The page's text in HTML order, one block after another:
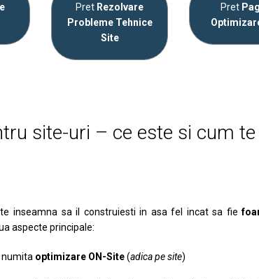
Pret Rezolvare
Probleme Tehnice
Site
Pret
site-uri – ce este si cum
inseamna sa il construiesti in asa fel incat sa fie
aspecte principale:
optimizare ON-Site(adica pe site)